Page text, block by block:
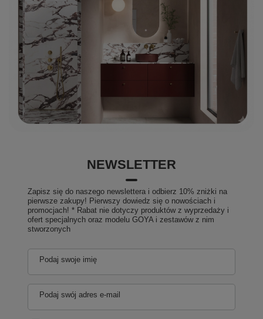
NEWSLETTER
Zapisz się do naszego newslettera i odbierz 10% zniżki na
pierwsze zakupy! Pierwszy dowiedz się o nowościach i
promocjach! * Rabat nie dotyczy produktów z wyprzedaży i
ofert specjalnych oraz modelu GOYA i zestawów z nim
stworzonych
Podaj swoje imię
Podaj swój adres e-mail